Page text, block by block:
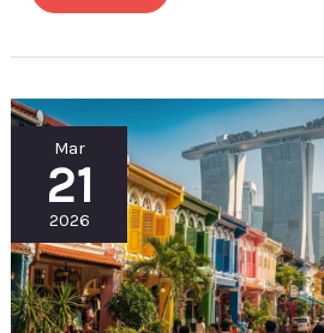
Mar
21
2026
Visiter
Singapour
en
3
jours
:
et
conseils